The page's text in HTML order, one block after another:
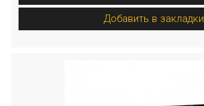
Добавить в закладки